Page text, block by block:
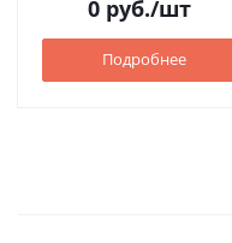
0 руб./шт
Подробнее